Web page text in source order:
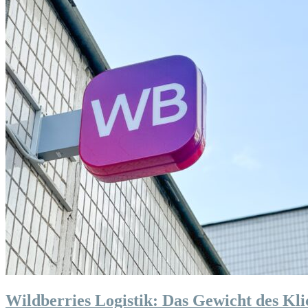
Wildberries Logistik: Das Gewicht des